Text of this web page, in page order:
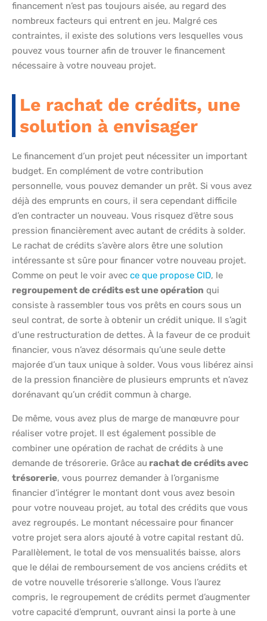
financement n’est pas toujours aisée, au regard des
nombreux facteurs qui entrent en jeu. Malgré ces
contraintes, il existe des solutions vers lesquelles vous
pouvez vous tourner afin de trouver le financement
nécessaire à votre nouveau projet.
Le rachat de crédits, une
solution à envisager
Le financement d’un projet peut nécessiter un important
budget. En complément de votre contribution
personnelle, vous pouvez demander un prêt. Si vous avez
déjà des emprunts en cours, il sera cependant difficile
d’en contracter un nouveau. Vous risquez d’être sous
pression financièrement avec autant de crédits à solder.
Le rachat de crédits s’avère alors être une solution
intéressante st sûre pour financer votre nouveau projet.
Comme on peut le voir avec ce que propose CID, le
regroupement de crédits est une opération qui
consiste à rassembler tous vos prêts en cours sous un
seul contrat, de sorte à obtenir un crédit unique. Il s’agit
d’une restructuration de dettes. À la faveur de ce produit
financier, vous n’avez désormais qu’une seule dette
majorée d’un taux unique à solder. Vous vous libérez ainsi
de la pression financière de plusieurs emprunts et n’avez
dorénavant qu’un crédit commun à charge.
De même, vous avez plus de marge de manœuvre pour
réaliser votre projet. Il est également possible de
combiner une opération de rachat de crédits à une
demande de trésorerie. Grâce au rachat de crédits avec
trésorerie, vous pourrez demander à l’organisme
financier d’intégrer le montant dont vous avez besoin
pour votre nouveau projet, au total des crédits que vous
avez regroupés. Le montant nécessaire pour financer
votre projet sera alors ajouté à votre capital restant dû.
Parallèlement, le total de vos mensualités baisse, alors
que le délai de remboursement de vos anciens crédits et
de votre nouvelle trésorerie s’allonge. Vous l’aurez
compris, le regroupement de crédits permet d’augmenter
votre capacité d’emprunt, ouvrant ainsi la porte à une